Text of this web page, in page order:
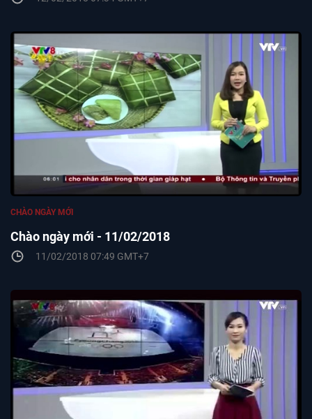
Chào ngày mới - 11/02/2018
CHÀO NGÀY MỚI
11/02/2018 07:49 GMT+7